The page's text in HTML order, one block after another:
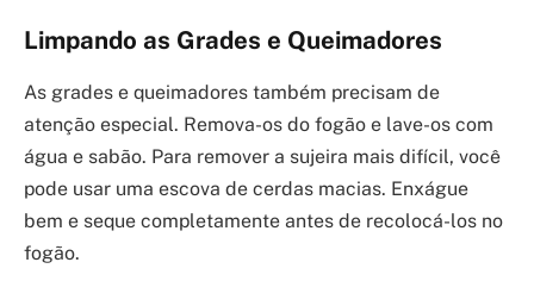
Limpando as Grades e Queimadores
As grades e queimadores também precisam de
atenção especial. Remova-os do fogão e lave-os com
água e sabão. Para remover a sujeira mais difícil, você
pode usar uma escova de cerdas macias. Enxágue
bem e seque completamente antes de recolocá-los no
fogão.